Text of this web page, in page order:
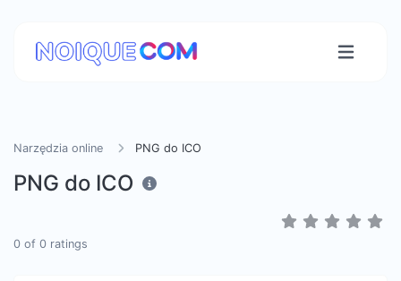
Narzędzia online PNG do ICO
PNG do ICO
0 of 0 ratings